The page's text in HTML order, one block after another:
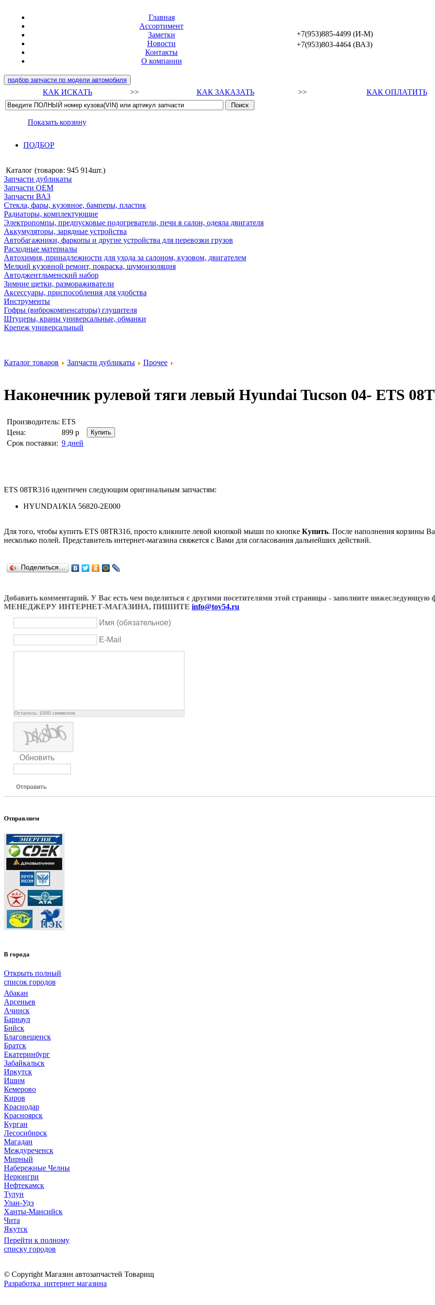
Главная
Ассортимент
Заметки
Новости
Контакты
О компании
+7(953)885-4499 (И-М)
+7(953)803-4464 (ВАЗ)
подбор запчасти по модели автомобиля
КАК ИСКАТЬ >> КАК ЗАКАЗАТЬ >> КАК ОПЛАТИТЬ
Показать корзину
ПОДБОР
Каталог (товаров: 945 914шт.)
Запчасти дубликаты
Запчасти ОЕМ
Запчасти ВАЗ
Стекла, фары, кузовное, бамперы, пластик
Радиаторы, комплектующие
Электропомпы, предпусковые подогреватели, печи в салон, одеяла двигателя
Аккумуляторы, зарядные устройства
Автобагажники, фаркопы и другие устройства для перевозки грузов
Расходные материалы
Автохимия, принадлежности для ухода за салоном, кузовом, двигателем
Мелкий кузовной ремонт, покраска, шумоизоляция
Автоджентльменский набор
Зимние щетки, размораживатели
Аксессуары, приспособления для удобства
Инструменты
Гофры (виброкомпенсаторы) глушителя
Штуцеры, краны универсальные, обманки
Крепеж универсальный
Каталог товаров Запчасти дубликаты Прочее
Наконечник рулевой тяги левый Hyundai Tucson 04- ETS
Производитель: ETS
Цена:
899 р
Срок поставки: 9 дней
ETS 08TR316 идентичен следующим оригинальным запчастям:
HYUNDAI/KIA 56820-2E000
Для того, чтобы купить ETS 08TR316, просто кликните левой кнопкой мыши по кнопке Купить. После наполнения корзины
несколько полей. Представитель интернет-магазина свяжется с Вами для согласования дальнейших действий.
Поделиться…
Добавить комментарий. У Вас есть чем поделиться с другими посетителями этой страницы - заполните
МЕНЕДЖЕРУ ИНТЕРНЕТ-МАГАЗИНА, ПИШИТЕ info@tov54.ru
Имя (обязательное)
E-Mail
Осталось: 1000 символов
Обновить
Отправить
Отправляем
В города
Открыть полный
список городов
Абакан
Арсеньев
Ачинск
Барнаул
Бийск
Благовещенск
Братск
Екатеринбург
Забайкальск
Иркутск
Ишим
Кемерово
Киров
Краснодар
Красноярск
Курган
Лесосибирск
Магадан
Междуреченск
Мирный
Набережные Челны
Нерюнгри
Нефтекамск
Тулун
Улан-Удэ
Ханты-Мансийск
Чита
Якутск
Перейти к полному
списку городов
© Copyright Магазин автозапчастей Товарищ
Разработка интернет магазина